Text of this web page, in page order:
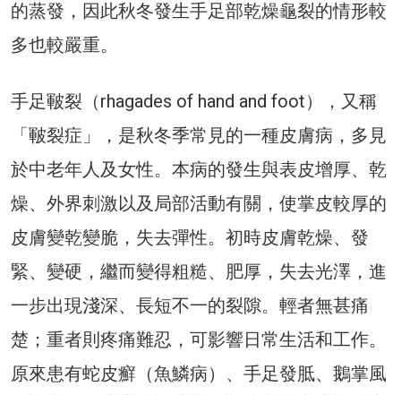
的蒸發，因此秋冬發生手足部乾燥龜裂的情形較
多也較嚴重。
手足皸裂（rhagades of hand and foot），又稱
「皸裂症」，是秋冬季常見的一種皮膚病，多見
於中老年人及女性。本病的發生與表皮增厚、乾
燥、外界刺激以及局部活動有關，使掌皮較厚的
皮膚變乾變脆，失去彈性。初時皮膚乾燥、發
緊、變硬，繼而變得粗糙、肥厚，失去光澤，進
一步出現淺深、長短不一的裂隙。輕者無甚痛
楚；重者則疼痛難忍，可影響日常生活和工作。
原來患有蛇皮癬（魚鱗病）、手足發胝、鵝掌風